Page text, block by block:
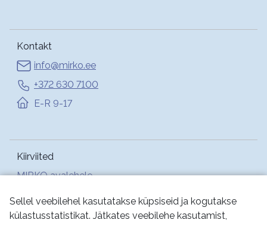
Sellel veebilehel kasutatakse küpsiseid ja kogutakse
külastusstatistikat. Jätkates veebilehe kasutamist,
Kontakt
info@mirko.ee
+372 630 7100
E-R 9-17
Kiirviited
MIRKO avalehele
Abi